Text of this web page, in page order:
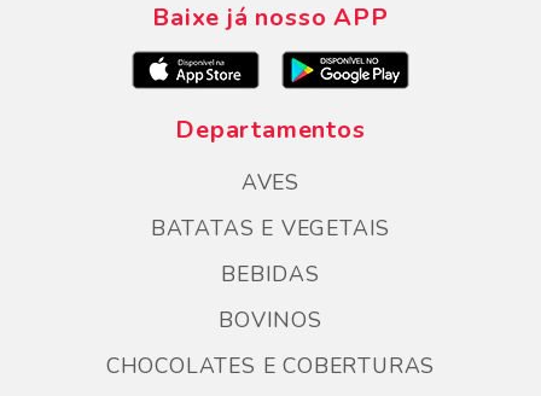
Baixe já nosso APP
Departamentos
AVES
BATATAS E VEGETAIS
BEBIDAS
BOVINOS
CHOCOLATES E COBERTURAS